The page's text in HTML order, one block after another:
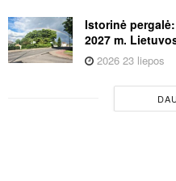
Istorinė
2027 m.
2026 23 liepos